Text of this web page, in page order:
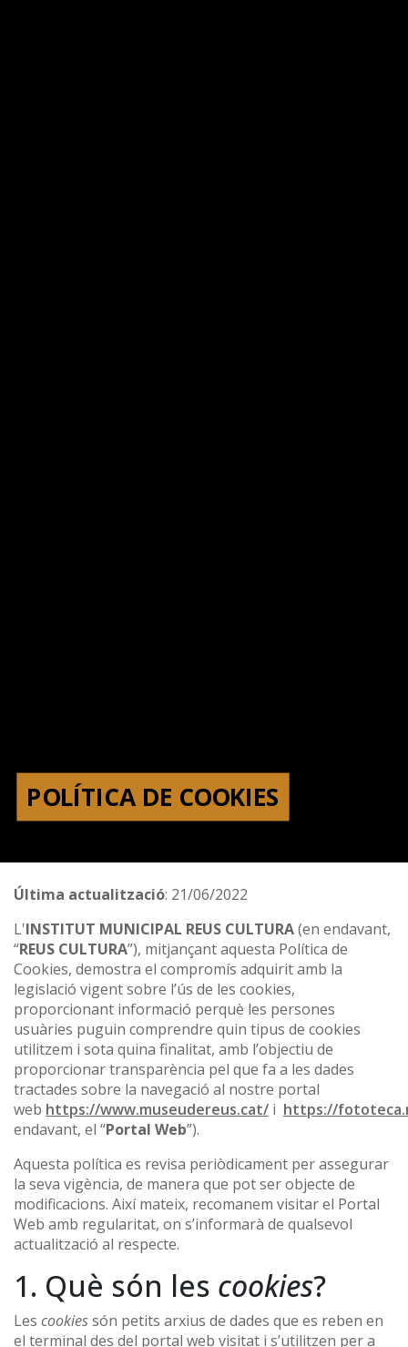
POLÍTICA DE COOKIES
Última actualització: 21/06/2022
L'INSTITUT MUNICIPAL REUS CULTURA(en endavant,
“REUS CULTURA”), mitjançant aquesta Política de
Cookies, demostra el compromís adquirit amb la
legislació vigent sobre l’ús de les cookies,
proporcionant informació perquè les persones
usuàries puguin comprendre quin tipus de cookies
utilitzem i sota quina finalitat, amb l’objectiu de
proporcionar transparència pel que fa a les dades
tractades sobre la navegació al nostre portal
web https://www.museudereus.cat/ i https://
endavant, el “Portal Web”).
Aquesta política es revisa periòdicament per assegurar
la seva vigència, de manera que pot ser objecte de
modificacions. Així mateix, recomanem visitar el Portal
Web amb regularitat, on s’informarà de qualsevol
actualització al respecte.
1. Què són les cookies?
Les cookiessón petits arxius de dades que es reben en
el terminal des del portal web visitat i s’utilitzen per a